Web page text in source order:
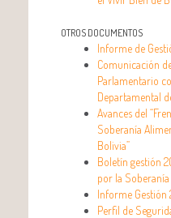
OTROS DOCUMENTOS
Informe de
Comunicación
Parlamentario
Departamental
Avances del
Soberanía
Bolivia”
Boletín gestión
por la
Informe Gestión
Perfil de